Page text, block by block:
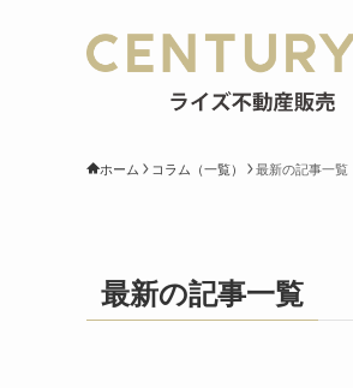
ホーム コラム（一覧） 最新の記事一覧
最新の記事一覧